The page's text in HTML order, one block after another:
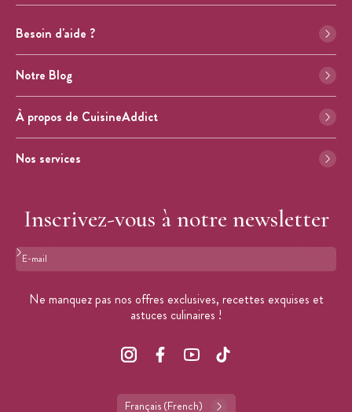
Besoin d'aide ?
Notre Blog
À propos de CuisineAddict
Nos services
Inscrivez-vous à notre newsletter
Format : adresse@email.com
Ne manquez pas nos offres exclusives, recettes exquises et
astuces culinaires !
Français (French)